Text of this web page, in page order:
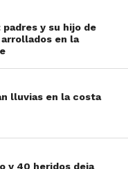
padres y su hijo de
en la
lluvias en la costa
y 40 heridos deja